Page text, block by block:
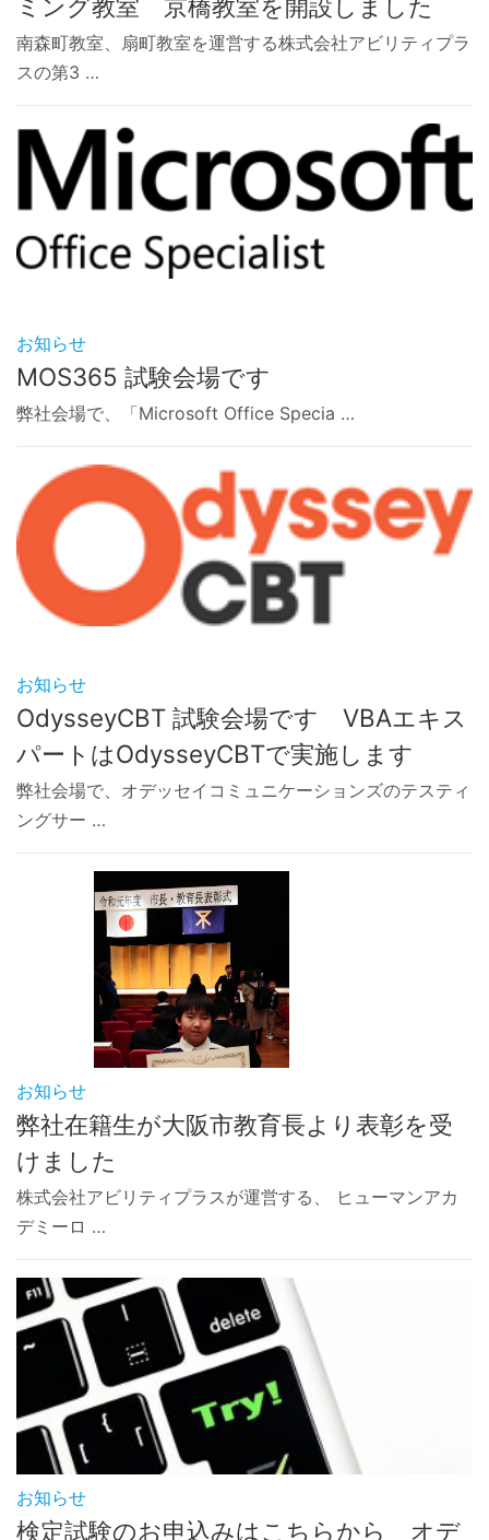
ミング教室 京橋教室を開設しました
南森町教室、扇町教室を運営する株式会社アビリティプラ
スの第3 …
お知らせ
MOS365 試験会場です
弊社会場で、「Microsoft Office Specia …
お知らせ
OdysseyCBT 試験会場です VBAエキス
パートはOdysseyCBTで実施します
弊社会場で、オデッセイコミュニケーションズのテスティ
ングサー …
お知らせ
弊社在籍生が大阪市教育長より表彰を受
けました
株式会社アビリティプラスが運営する、 ヒューマンアカ
デミーロ …
お知らせ
検定試験のお申込みはこちらから オデ